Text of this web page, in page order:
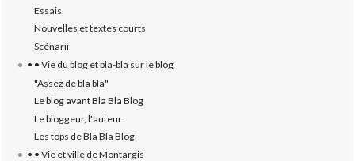
Essais
Nouvelles et textes courts
Scénarii
• • Vie du blog et bla-bla sur le blog
"Assez de bla bla"
Le blog avant Bla Bla Blog
Le bloggeur, l'auteur
Les tops de Bla Bla Blog
• • Vie et ville de Montargis